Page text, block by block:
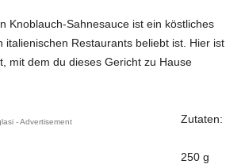
Knoblauch-Sahnesauce ist ein köstliches
italienischen Restaurants beliebt ist. Hier ist
mit dem du dieses Gericht zu Hause
- Advertisement Zutaten:
250 g